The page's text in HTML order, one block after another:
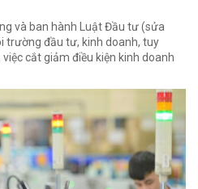
và ban hành Luật Đầu tư (sửa
trường đầu tư, kinh doanh, tuy
cắt giảm điều kiện kinh doanh